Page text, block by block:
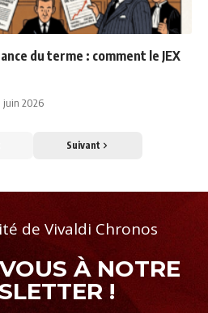
du terme : comment le JEX
juin 2026
Suivant
de Vivaldi Chronos
À NOTRE
!